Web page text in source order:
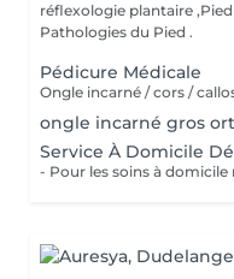
réflexologie plantaire
Pathologies du Pied .
Pédicure Médicale
ongle incarné gros
Service À Domicile